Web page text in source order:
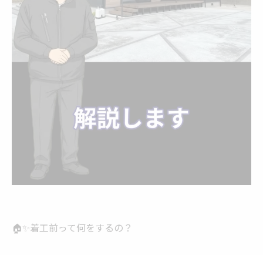
🏠✨着工前って何をするの？